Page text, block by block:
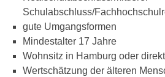
Schulabschluss/
gute Umgangsformen
Mindestalter 17 Jahre
Wohnsitz in Hamburg oder
Wertschätzung der älteren